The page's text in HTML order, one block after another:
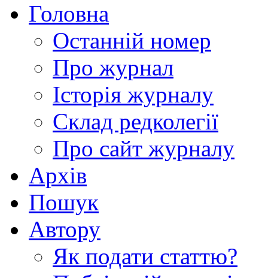
Головна
Останній номер
Про журнал
Історія журналу
Склад редколегії
Про сайт журналу
Архів
Пошук
Автору
Як подати статтю?